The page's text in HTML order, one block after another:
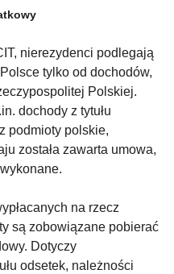
nierezydenci podlegają
tylko od dochodów,
Polskiej.
dochody z tytułu
podmioty polskie,
została zawarta umowa,
na rzecz
są zobowiązane pobierać
Dotyczy
odsetek, należności